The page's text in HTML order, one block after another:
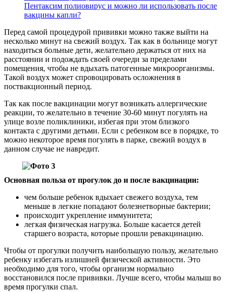
Пентаксим полиовирус и можно ли использовать после
вакцины капли?
Перед самой процедурой прививки можно также выйти на
несколько минут на свежий воздух. Так как в больнице могут
находиться больные дети, желательно держаться от них на
расстоянии и подождать своей очереди за пределами
помещения, чтобы не вдыхать патогенные микроорганизмы.
Такой воздух может спровоцировать осложнения в
поствакционный период.
Так как после вакцинации могут возникать аллергические
реакции, то желательно в течение 30-60 минут погулять на
улице возле поликлиники, избегая при этом близкого
контакта с другими детьми. Если с ребенком все в порядке, то
можно некоторое время погулять в парке, свежий воздух в
данном случае не навредит.
Основная польза от прогулок до и после вакцинации:
чем больше ребенок вдыхает свежего воздуха, тем
меньше в легкие попадают болезнетворные бактерии;
происходит укрепление иммунитета;
легкая физическая нагрузка. Больше касается детей
старшего возраста, которые прошли ревакцинацию.
Чтобы от прогулки получить наибольшую пользу, желательно
ребенку избегать излишней физической активности. Это
необходимо для того, чтобы организм нормально
восстановился после прививки. Лучше всего, чтобы малыш во
время прогулки спал.